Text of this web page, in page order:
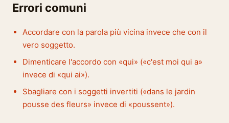
Errori comuni
Accordare con la parola più vicina invece che con il
vero soggetto.
Dimenticare l'accordo con «qui» («c'est moi qui a»
invece di «qui ai»).
Sbagliare con i soggetti invertiti («dans le jardin
pousse des fleurs» invece di «poussent»).